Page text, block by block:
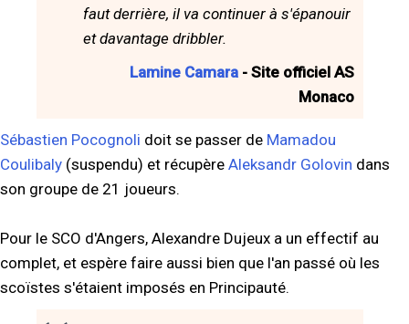
faut derrière, il va continuer à s'épanouir
et davantage dribbler.
Lamine Camara - Site officiel AS
Monaco
Sébastien Pocognoli doit se passer de Mamadou
Coulibaly (suspendu) et récupère Aleksandr Golovin dans
son groupe de 21 joueurs.
Pour le SCO d'Angers, Alexandre Dujeux a un effectif au
complet, et espère faire aussi bien que l'an passé où les
scoïstes s'étaient imposés en Principauté.